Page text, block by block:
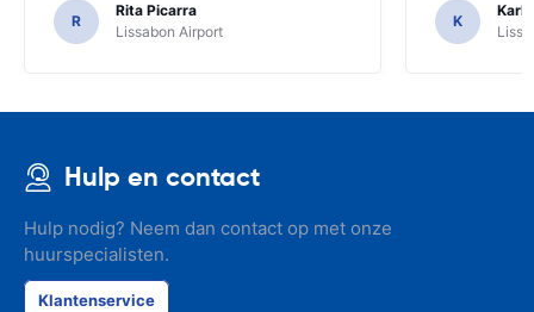
R
Rita Picarra
Lissabon Airport
K
Karl
Hulp en contact
Hulp nodig? Neem dan contact op met onze
huurspecialisten.
Klantenservice